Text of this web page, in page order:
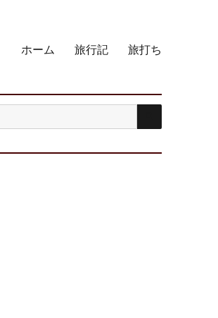
ホーム 旅行記 旅打ち
検